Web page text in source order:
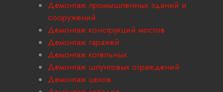
Демонтаж промышленных зданий и
сооружений
Демонтаж конструкций мостов
Демонтаж гаражей
Демонтаж котельных
Демонтаж шпунтовых ограждений
Демонтаж цехов